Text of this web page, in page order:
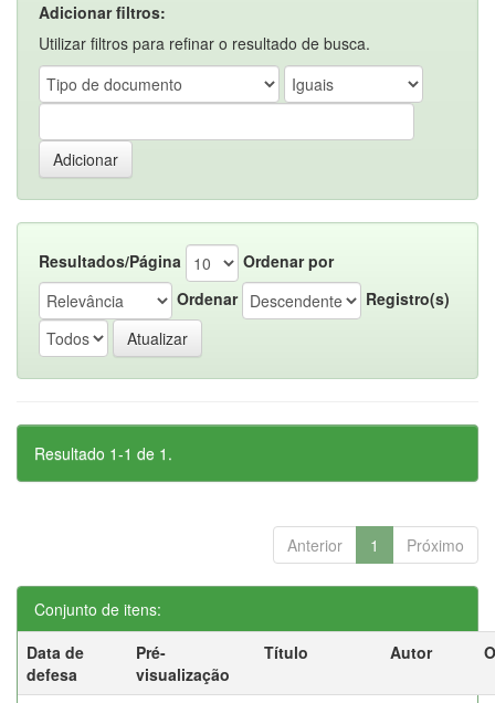
Adicionar filtros:
Utilizar filtros para refinar o resultado de busca.
Resultados/Página
Ordenar por
Ordenar
Registro(s)
Resultado 1-1 de 1.
Anterior 1 Próximo
Conjunto de itens:
Data de
defesa
Pré-
visualização
Título Autor